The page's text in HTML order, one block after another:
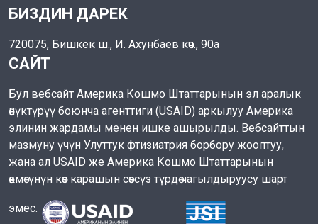
БИЗДИН ДАРЕК
720075, Бишкек ш., И. Ахунбаев көч., 90а
САЙТ
Бул вебсайт Америка Кошмо Штаттарынын эл аралык
өнүктүрүү боюнча агенттиги (USAID) аркылуу Америка
элинин жардамы менен ишке ашырылды. Вебсайттын
мазмуну үчүн Улуттук фтизиатрия борбору жооптуу,
жана ал USAID же Америка Кошмо Штаттарынын
өкмөтүнүн көз карашын сөзсүз түрдө чагылдыруусу шарт
эмес.